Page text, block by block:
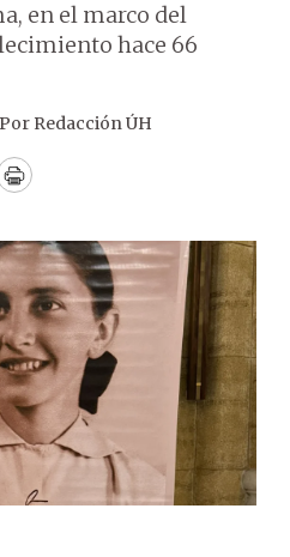
en el marco del
hace 66
Por Redacción ÚH
Print